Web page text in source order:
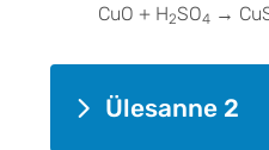
CuO + H2SO4 →
Ülesanne 2